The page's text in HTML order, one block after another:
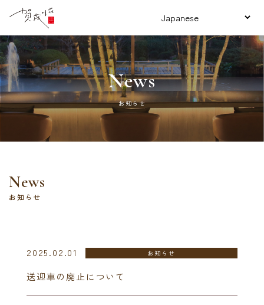
News
お知らせ
News
お知らせ
2025.02.01 お知らせ
送迎車の廃止について